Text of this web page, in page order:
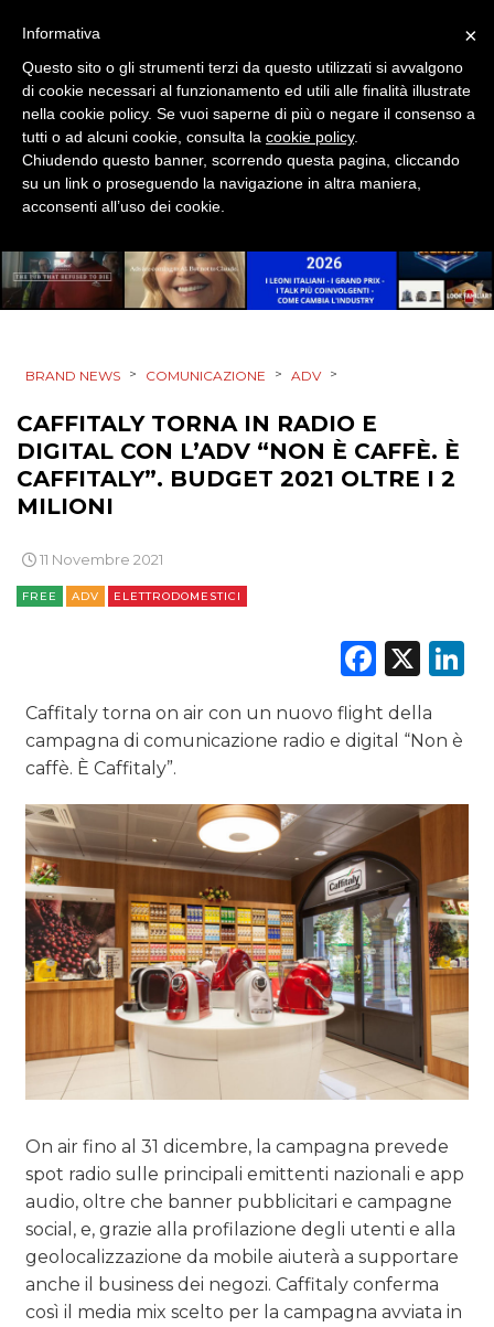
CINEMA
DIGITALE
ESTERNA
DATI
RICERCHE
NORMATIVE
TREND
CASE HISTORY
OPINIONI
BRAND NEWS > COMUNICAZIONE > ADV >
CAFFITALY TORNA IN RADIO E
DIGITAL CON L’ADV “NON È CAFFÈ. È
CAFFITALY”. BUDGET 2021 OLTRE I 2
MILIONI
11 Novembre 2021
FREE ADV ELETTRODOMESTICI
X
Caffitaly torna on air con un nuovo flight della
campagna di comunicazione radio e digital “Non è
caffè. È Caffitaly”.
On air fino al 31 dicembre, la campagna prevede
spot radio sulle principali emittenti nazionali e app
audio, oltre che banner pubblicitari e campagne
social, e, grazie alla profilazione degli utenti e alla
geolocalizzazione da mobile aiuterà a supportare
anche il business dei negozi. Caffitaly conferma
così il media mix scelto per la campagna avviata in
×
Informativa
Questo sito o gli strumenti terzi da questo utilizzati si avvalgono
di cookie necessari al funzionamento ed utili alle finalità illustrate
nella cookie policy. Se vuoi saperne di più o negare il consenso a
tutti o ad alcuni cookie, consulta la cookie policy.
Chiudendo questo banner, scorrendo questa pagina, cliccando
su un link o proseguendo la navigazione in altra maniera,
acconsenti all’uso dei cookie.